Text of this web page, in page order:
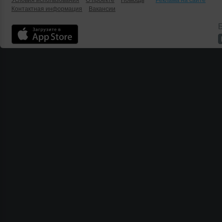
Контактная информация
Вакансии